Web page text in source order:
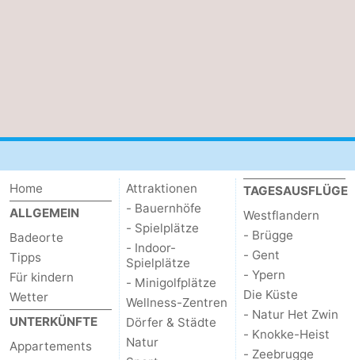
Home
ALLGEMEIN
Badeorte
Tipps
Für kindern
Wetter
UNTERKÜNFTE
Appartements
Attraktionen
- Bauernhöfe
- Spielplätze
- Indoor-
Spielplätze
- Minigolfplätze
Wellness-Zentren
Dörfer & Städte
Natur
TAGESAUSFLÜGE
Westflandern
- Brügge
- Gent
- Ypern
Die Küste
- Natur Het Zwin
- Knokke-Heist
- Zeebrugge